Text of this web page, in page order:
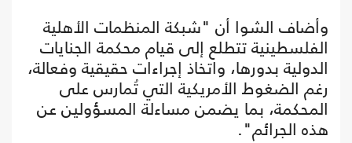
وأضاف الشوا أن "شبكة المنظمات الأهلية
الفلسطينية تتطلع إلى قيام محكمة الجنايات
الدولية بدورها، واتخاذ إجراءات حقيقية وفعالة،
رغم الضغوط الأمريكية التي تُمارس على
المحكمة، بما يضمن مساءلة المسؤولين عن
هذه الجرائم".